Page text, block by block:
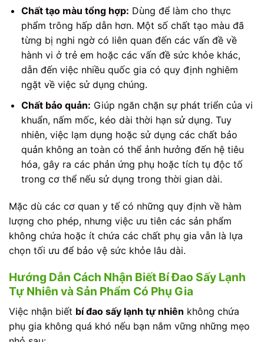
Chất tạo màu tổng hợp: Dùng để làm cho thực
phẩm trông hấp dẫn hơn. Một số chất tạo màu đã
từng bị nghi ngờ có liên quan đến các vấn đề về
hành vi ở trẻ em hoặc các vấn đề sức khỏe khác,
dẫn đến việc nhiều quốc gia có quy định nghiêm
ngặt về việc sử dụng chúng.
Chất bảo quản: Giúp ngăn chặn sự phát triển của vi
khuẩn, nấm mốc, kéo dài thời hạn sử dụng. Tuy
nhiên, việc lạm dụng hoặc sử dụng các chất bảo
quản không an toàn có thể ảnh hưởng đến hệ tiêu
hóa, gây ra các phản ứng phụ hoặc tích tụ độc tố
trong cơ thể nếu sử dụng trong thời gian dài.
Mặc dù các cơ quan y tế có những quy định về hàm
lượng cho phép, nhưng việc ưu tiên các sản phẩm
không chứa hoặc ít chứa các chất phụ gia vẫn là lựa
chọn tối ưu để bảo vệ sức khỏe lâu dài.
Hướng Dẫn Cách Nhận Biết Bí Đao Sấy Lạnh
Tự Nhiên và Sản Phẩm Có Phụ Gia
Việc nhận biết bí đao sấy lạnh tự nhiên không chứa
phụ gia không quá khó nếu bạn nắm vững những mẹo